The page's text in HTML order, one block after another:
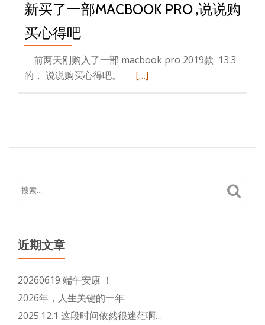
不
能
打
开
了，
新买了一部MACBOOK PRO ,说说购
买心得吧
前两天刚购入了一部 macbook pro 2019款 13.3
的， 说说购买心得吧。 阅
买
一
心
[…]
近期文章
20260619 端午安康 ！
2026年，人生关键的一年
2025.12.1 这段时间依然很迷茫啊…